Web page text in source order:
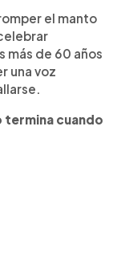
el manto
más de 60 años
una voz
termina cuando